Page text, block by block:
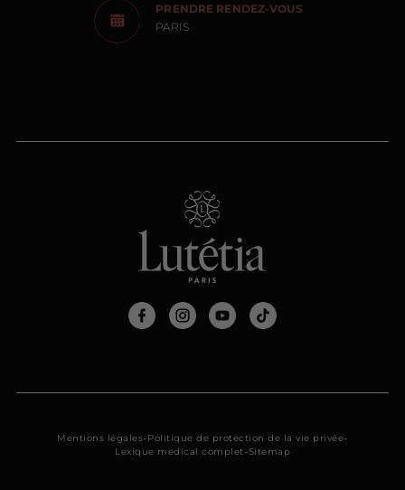
PRENDRE RENDEZ-VOUS
PARIS
Mentions légales-Politique de protection de la vie privée-
Lexique medical complet -Sitemap